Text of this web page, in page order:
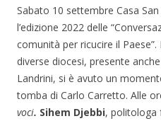
Sabato 10 settembre Casa
l’edizione 2022 delle
comunità per ricucire il
diverse diocesi, presente
Landrini, si è avuto un
tomba di Carlo Carretto. Alle
voci. Sihem Djebbi, politologa